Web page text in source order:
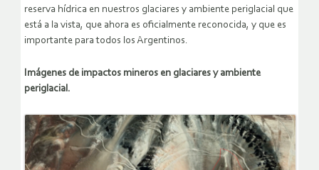
reserva hídrica en nuestros glaciares y ambiente periglacial que
está a la vista, que ahora es oficialmente reconocida, y que es
importante para todos los Argentinos.
Imágenes de impactos mineros en glaciares y ambiente
periglacial.